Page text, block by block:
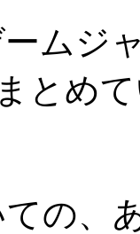
ームジ
とめ
の、